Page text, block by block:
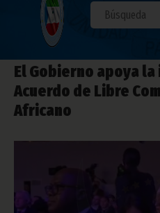
El Gobierno apoya
Acuerdo de Libre
Africano